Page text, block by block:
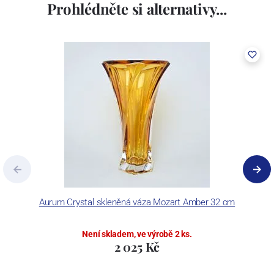
Prohlédněte si alternativy...
Aurum Crystal skleněná váza Mozart Amber 32 cm
Není skladem, ve výrobě 2 ks.
2 025 Kč